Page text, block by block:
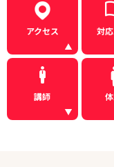
アクセス 対
講師